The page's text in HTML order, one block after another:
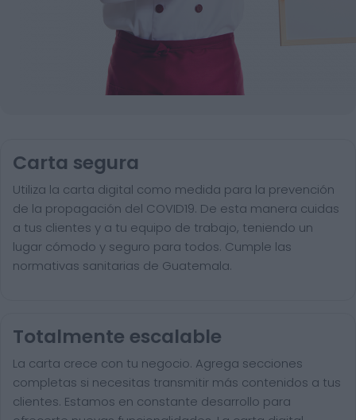
Carta segura
Utiliza la carta digital como medida para la prevención
de la propagación del COVID19. De esta manera cuidas
a tus clientes y a tu equipo de trabajo, teniendo un
lugar cómodo y seguro para todos. Cumple las
normativas sanitarias de Guatemala.
Totalmente escalable
La carta crece con tu negocio. Agrega secciones
completas si necesitas transmitir más contenidos a tus
clientes. Estamos en constante desarrollo para